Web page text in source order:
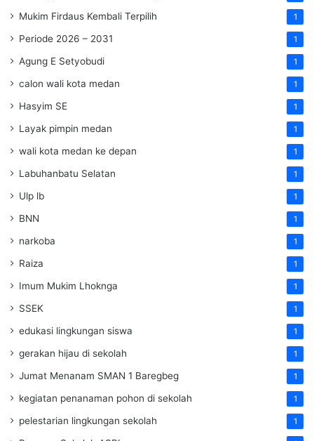
Mukim Firdaus Kembali Terpilih 1
Periode 2026 – 2031 1
Agung E Setyobudi 1
calon wali kota medan 1
Hasyim SE 1
Layak pimpin medan 1
wali kota medan ke depan 1
Labuhanbatu Selatan 1
Ulp lb 1
BNN 1
narkoba 1
Raiza 1
Imum Mukim Lhoknga 1
SSEK 1
edukasi lingkungan siswa 1
gerakan hijau di sekolah 1
Jumat Menanam SMAN 1 Baregbeg 1
kegiatan penanaman pohon di sekolah 1
pelestarian lingkungan sekolah 1